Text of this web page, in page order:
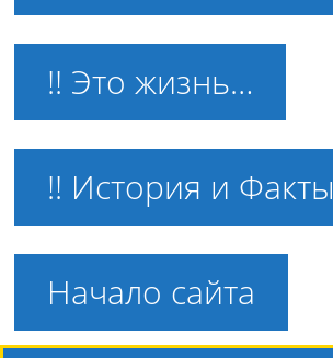
!! Это жизнь…
!! История и Факты
Начало сайта